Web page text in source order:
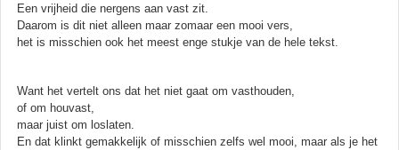
Een vrijheid die nergens aan vast zit.
Daarom is dit niet alleen maar zomaar een mooi vers,
het is misschien ook het meest enge stukje van de hele tekst.
Want het vertelt ons dat het niet gaat om vasthouden,
of om houvast,
maar juist om loslaten.
En dat klinkt gemakkelijk of misschien zelfs wel mooi, maar als je het